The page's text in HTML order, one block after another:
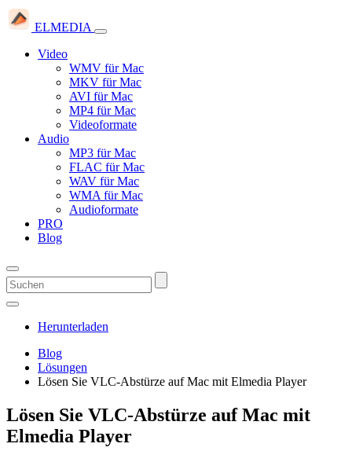
ELMEDIA
Video
WMV für Mac
MKV für Mac
AVI für Mac
MP4 für Mac
Videoformate
Audio
MP3 für Mac
FLAC für Mac
WAV für Mac
WMA für Mac
Audioformate
PRO
Blog
Herunterladen
Blog
Lösungen
Lösen Sie VLC-Abstürze auf Mac mit Elmedia Player
Lösen Sie VLC-Abstürze auf Mac mit
Elmedia Player